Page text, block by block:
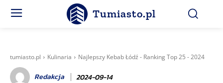
Tumiasto.pl
tumiasto.pl Kulinaria Najlepszy Kebab Łódź - Ranking Top 25 - 2024
Redakcja 2024-09-14